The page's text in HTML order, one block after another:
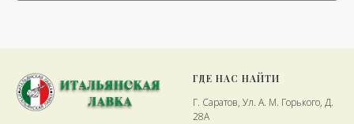
ГДЕ НАС НАЙТИ
Г. Саратов, Ул. А. М. Горького, Д.
28А